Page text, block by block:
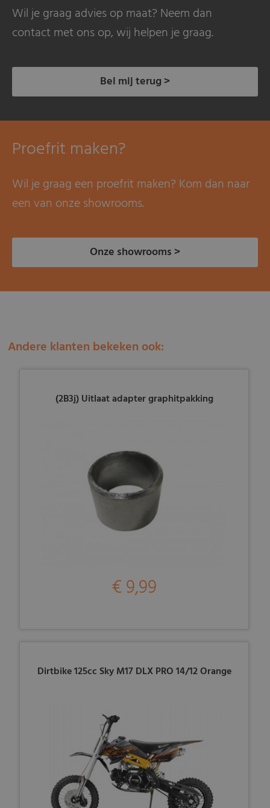
Wil je graag advies op maat? Neem dan
contact met ons op, wij helpen je graag.
Bel mij terug >
Proefrit maken?
Wil je graag een proefrit maken? Kom dan naar
een van onze showrooms.
Onze showrooms >
Andere klanten bekeken ook:
(2B3j) Uitlaat adapter graphitpakking
€ 9,99
Dirtbike 125cc Sky M17 DLX PRO 14/12 Orange